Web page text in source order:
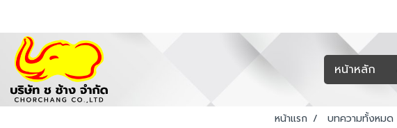
หน้าหลัก
หน้าแรก บทความทั้งหมด